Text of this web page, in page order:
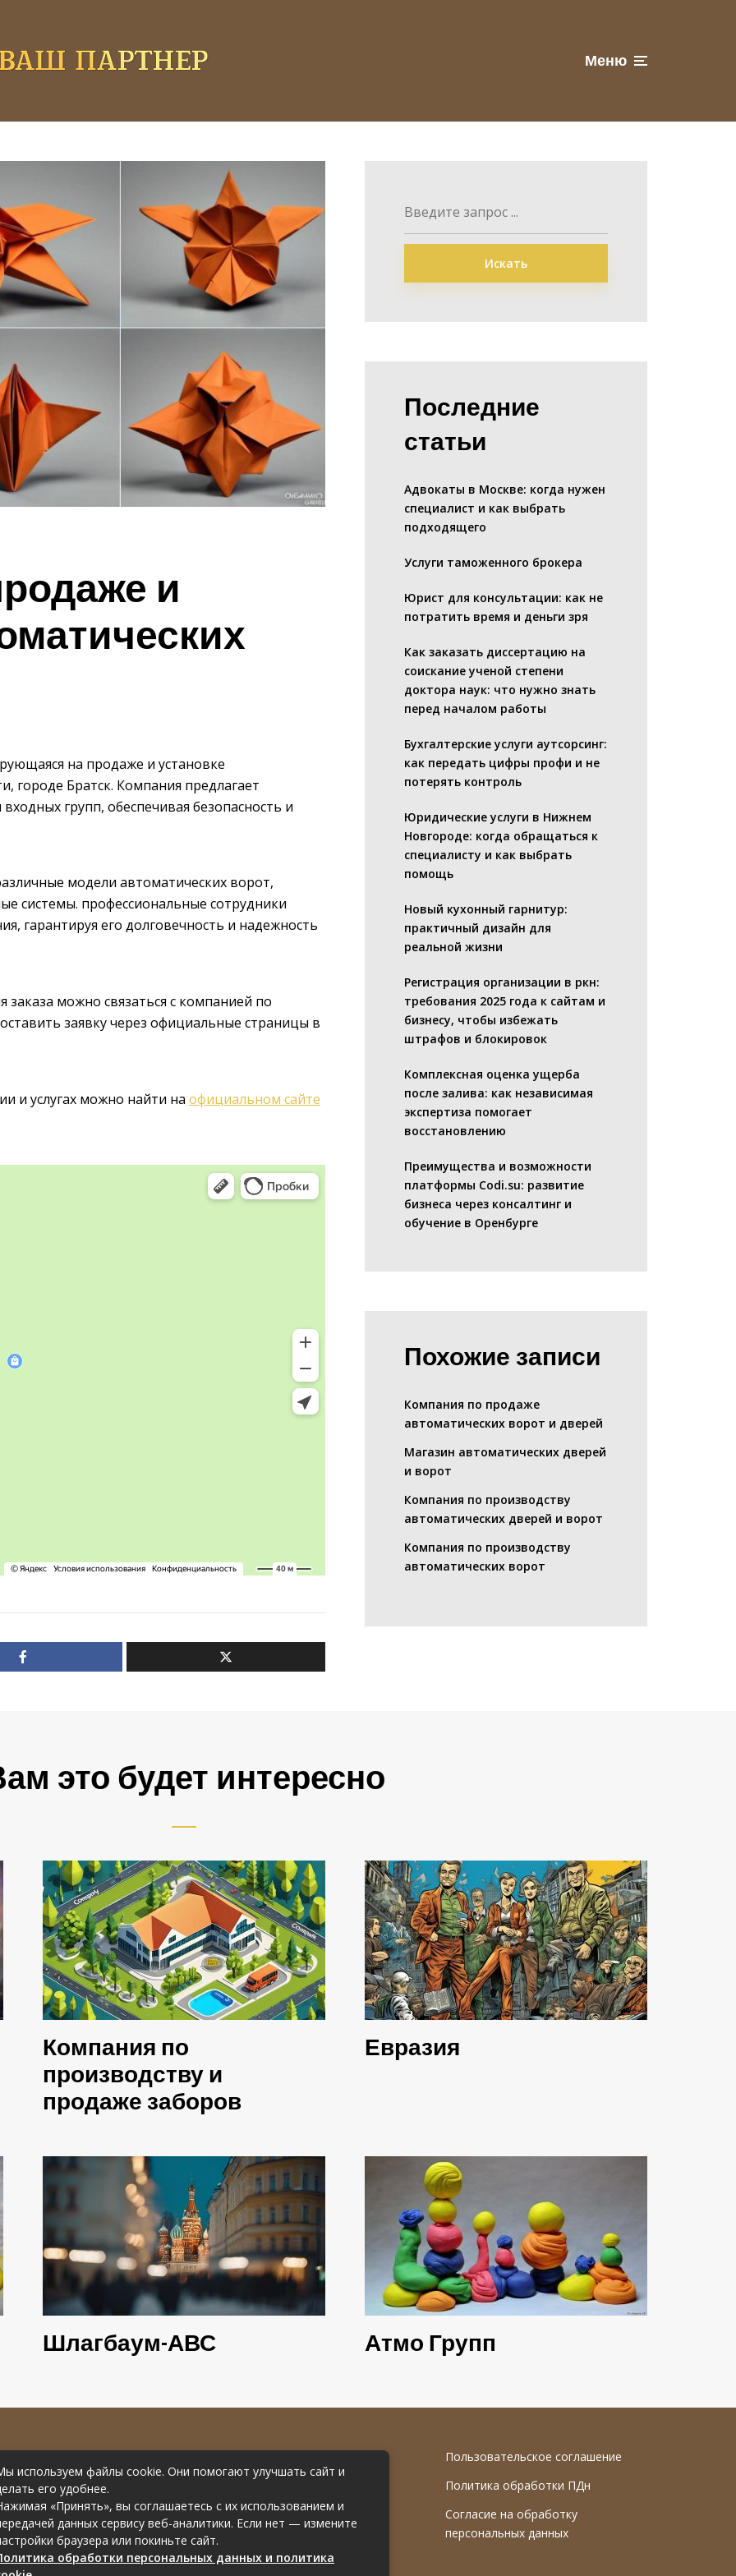
Меню
и
на продаже и установке
городе Братск. Компания предлагает
групп, обеспечивая безопасность и
модели автоматических ворот,
системы. профессиональные сотрудники
гарантируя его долговечность и надежность
можно связаться с компанией по
заявку через официальные страницы в
и услугах можно найти на официальном сайте
Искать
Последние
статьи
Адвокаты в Москве: когда нужен
специалист и как выбрать
подходящего
Услуги таможенного брокера
Юрист для консультации: как не
потратить время и деньги зря
Как заказать диссертацию на
соискание ученой степени
доктора наук: что нужно знать
перед началом работы
Бухгалтерские услуги аутсорсинг:
как передать цифры профи и не
потерять контроль
Юридические услуги в Нижнем
Новгороде: когда обращаться к
специалисту и как выбрать
помощь
Новый кухонный гарнитур:
практичный дизайн для
реальной жизни
Регистрация организации в ркн:
требования 2025 года к сайтам и
бизнесу, чтобы избежать
штрафов и блокировок
Комплексная оценка ущерба
после залива: как независимая
экспертиза помогает
восстановлению
Преимущества и возможности
платформы Codi.su: развитие
бизнеса через консалтинг и
обучение в Оренбурге
Похожие записи
Компания по продаже
автоматических ворот и дверей
Магазин автоматических дверей
и ворот
Компания по производству
автоматических дверей и ворот
Компания по производству
автоматических ворот
это будет интересно
Компания по
производству и
продаже заборов
Евразия
Шлагбаум-АВС Атмо Групп
на
Пользовательское соглашение
Политика обработки ПДн
Согласие на обработку
персональных данных
используем файлы cookie. Они помогают улучшать сайт и
его удобнее.
«Принять», вы соглашаетесь с их использованием и
данных сервису веб-аналитики. Если нет — измените
браузера или покиньте сайт.
обработки персональных данных и политика